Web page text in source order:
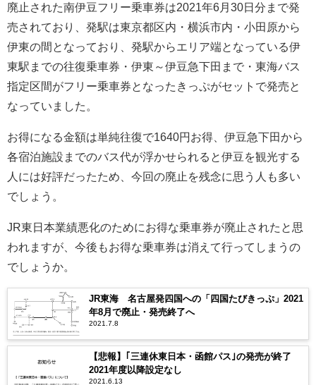
廃止された南伊豆フリー乗車券は2021年6月30日分まで発
売されており、発駅は東京都区内・横浜市内・小田原から
伊東の間となっており、発駅からエリア端となっている伊
東駅までの往復乗車券・伊東～伊豆急下田まで・東海バス
指定区間がフリー乗車券となったきっぷがセットで発売と
なっていました。
お得になる金額は単純往復で1640円お得、伊豆急下田から
各宿泊施設までのバス代が浮かせられると伊豆を観光する
人には好評だったため、今回の廃止を残念に思う人も多い
でしょう。
JR東日本業績悪化のためにお得な乗車券が廃止されたと思
われますが、今後もお得な乗車券は消えて行ってしまうの
でしょうか。
JR東海 名古屋発四国への「四国たびきっぷ」2021
年8月で廃止・発売終了へ
2021.7.8
【悲報】｢三連休東日本・函館パス｣の発売が終了
2021年度以降設定なし
2021.6.13